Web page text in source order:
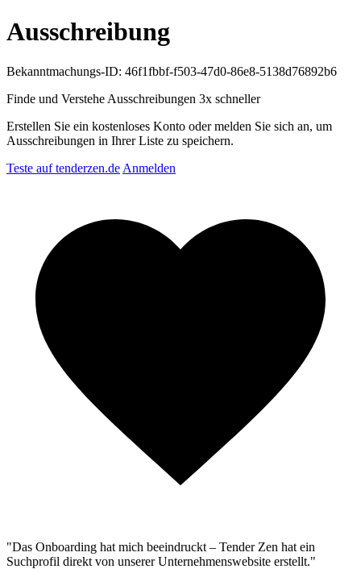
Ausschreibung
Bekanntmachungs-ID: 46f1fbbf-f503-47d0-86e8-5138d76892b6
Finde und Verstehe Ausschreibungen 3x schneller
Erstellen Sie ein kostenloses Konto oder melden Sie sich an, um
Ausschreibungen in Ihrer Liste zu speichern.
Teste auf tenderzen.de Anmelden
"Das Onboarding hat mich beeindruckt – Tender Zen hat ein
Suchprofil direkt von unserer Unternehmenswebsite erstellt."